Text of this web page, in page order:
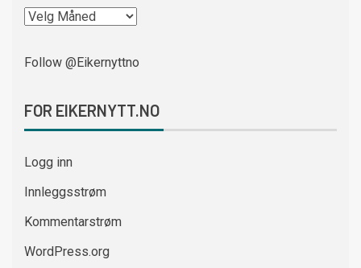
Follow @Eikernyttno
FOR EIKERNYTT.NO
Logg inn
Innleggsstrøm
Kommentarstrøm
WordPress.org